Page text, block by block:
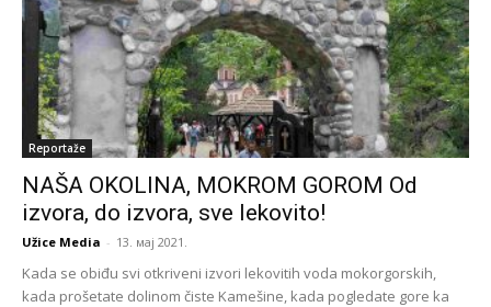
Reportaže
NAŠA OKOLINA, MOKROM GOROM Od
izvora, do izvora, sve lekovito!
Užice Media - 13. мај 2021.
Kada se obiđu svi otkriveni izvori lekovitih voda mokorgorskih,
kada prošetate dolinom čiste Kamešine, kada pogledate gore ka